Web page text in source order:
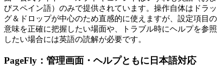
びスペイン語）のみで提供されています。操作自体はドラッ
グ＆ドロップが中心のため直感的に使えますが、設定項目の
意味を正確に把握したい場面や、トラブル時にヘルプを参照
したい場合には英語の読解が必要です。
PageFly：管理画面・ヘルプともに日本語対応